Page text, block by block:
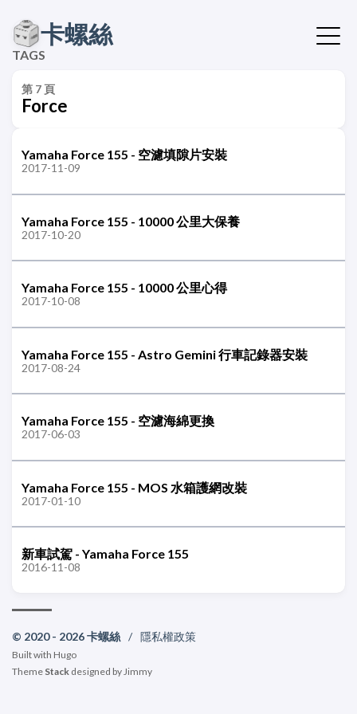
卡螺絲
TAGS
第 7 頁
Force
Yamaha Force 155 - 空濾填隙片安裝
2017-11-09
Yamaha Force 155 - 10000 公里大保養
2017-10-20
Yamaha Force 155 - 10000 公里心得
2017-10-08
Yamaha Force 155 - Astro Gemini 行車記錄器安裝
2017-08-24
Yamaha Force 155 - 空濾海綿更換
2017-06-03
Yamaha Force 155 - MOS 水箱護網改裝
2017-01-10
新車試駕 - Yamaha Force 155
2016-11-08
© 2020 - 2026 卡螺絲 / 隱私權政策
Built with Hugo
Theme Stack designed byJimmy